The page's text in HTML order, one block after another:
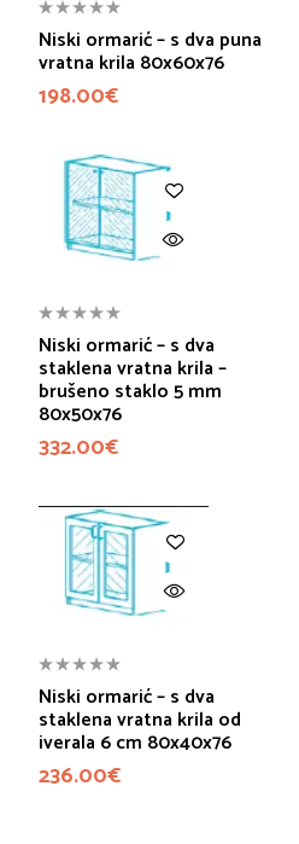
Niski ormarić – s dva puna
vratna krila 80x60x76
198.00€
Niski ormarić – s dva
staklena vratna krila –
brušeno staklo 5 mm
80x50x76
332.00€
Niski ormarić – s dva
staklena vratna krila od
iverala 6 cm 80x40x76
236.00€